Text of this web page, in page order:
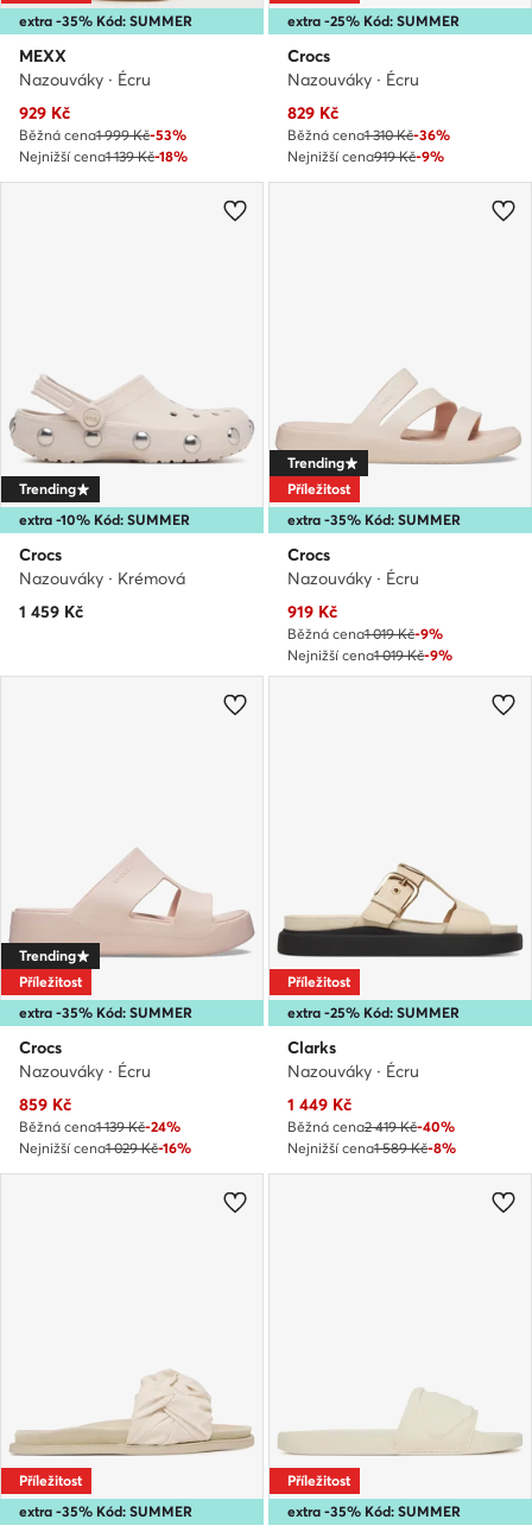
extra -35% Kód: SUMMER
MEXX
Nazouváky · Écru
Aktuální cena
929 Kč
Běžná cena1 999 Kč-53%
Nejnižší cena1 139 Kč-18%
extra -25% Kód: SUMMER
Crocs
Nazouváky · Écru
Aktuální cena
829 Kč
Běžná cena1 310 Kč-36%
Nejnižší cena919 Kč-9%
extra -10% Kód: SUMMER
Trending
Crocs
Nazouváky · Krémová
1 459 Kč
extra -35% Kód: SUMMER
Trending
Příležitost
Crocs
Nazouváky · Écru
Aktuální cena
919 Kč
Běžná cena1 019 Kč-9%
Nejnižší cena1 019 Kč-9%
extra -35% Kód: SUMMER
Trending
Příležitost
Crocs
Nazouváky · Écru
Aktuální cena
859 Kč
Běžná cena1 139 Kč-24%
Nejnižší cena1 029 Kč-16%
extra -25% Kód: SUMMER
Příležitost
Clarks
Nazouváky · Écru
Aktuální cena
1 449 Kč
Běžná cena2 419 Kč-40%
Nejnižší cena1 589 Kč-8%
extra -35% Kód: SUMMER
Příležitost
extra -35% Kód: SUMMER
Příležitost